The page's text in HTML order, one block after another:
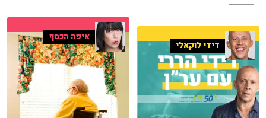
איפה הכסף
דידי לוקאלי